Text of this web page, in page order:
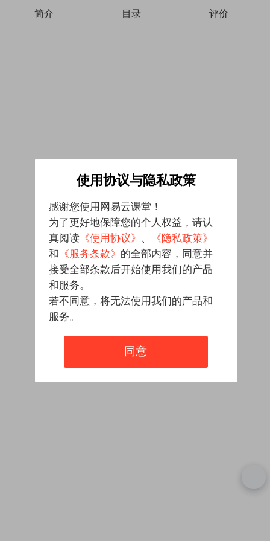
简介 目录 评价
使用协议与隐私政策
感谢您使用网易云课堂！
为了更好地保障您的个人权益，请认
真阅读 《使用协议》 、
《隐私政策》
和 《服务条款》 的全部内容，同意并
接受全部条款后开始使用我们的产品
和服务。
若不同意，将无法使用我们的产品和
服务。
同意